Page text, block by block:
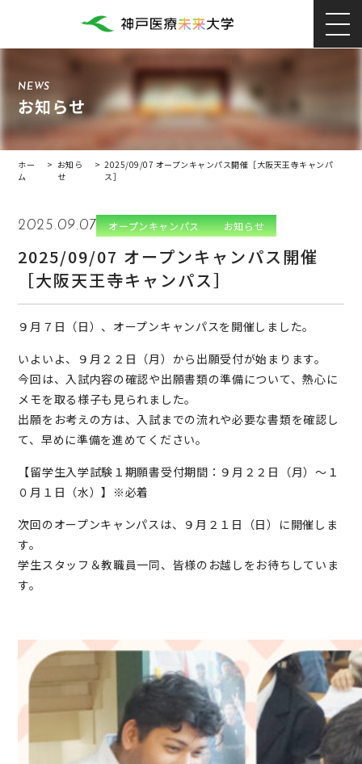
NEWS
お知らせ
ホー
ム
> お知ら
せ
> 2025/09/07 オープンキャンパス開催［大阪天王寺キャンパ
ス］
2025.09.07 オープンキャンパス お知らせ
2025/09/07 オープンキャンパス開催
［大阪天王寺キャンパス］
９月７日（日）、オープンキャンパスを開催しました。
いよいよ、９月２２日（月）から出願受付が始まります。
今回は、入試内容の確認や出願書類の準備について、熱心に
メモを取る様子も見られました。
出願をお考えの方は、入試までの流れや必要な書類を確認し
て、早めに準備を進めてください。
【留学生入学試験１期願書受付期間：９月２２日（月）～１
０月１日（水）】※必着
次回のオープンキャンパスは、９月２１日（日）に開催しま
す。
学生スタッフ＆教職員一同、皆様のお越しをお待ちしていま
す。